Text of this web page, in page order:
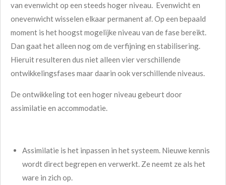
van evenwicht op een steeds hoger niveau. Evenwicht en
onevenwicht wisselen elkaar permanent af. Op een bepaald
moment is het hoogst mogelijke niveau van de fase bereikt.
Dan gaat het alleen nog om de verfijning en stabilisering.
Hieruit resulteren dus niet alleen vier verschillende
ontwikkelingsfases maar daarin ook verschillende niveaus.
De ontwikkeling tot een hoger niveau gebeurt door
assimilatie en accommodatie.
Assimilatie is het inpassen in het systeem. Nieuwe kennis
wordt direct begrepen en verwerkt. Ze neemt ze als het
ware in zich op.